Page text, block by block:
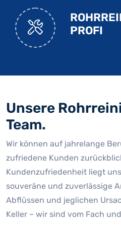
PROFI
Unsere
Team.
Wir können auf jahrelange
zufriedene Kunden
Kundenzufriedenheit liegt
souveräne und zuverlässige
Abflüssen und jeglichen
Keller – wir sind vom Fach